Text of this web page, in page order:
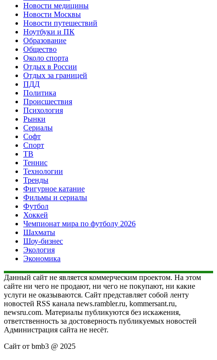
Новости медицины
Новости Москвы
Новости путешествий
Ноутбуки и ПК
Образование
Общество
Около спорта
Отдых в России
Отдых за границей
ПДД
Политика
Происшествия
Психология
Рынки
Сериалы
Софт
Спорт
ТВ
Теннис
Технологии
Тренды
Фигурное катание
Фильмы и сериалы
Футбол
Хоккей
Чемпионат мира по футболу 2026
Шахматы
Шоу-бизнес
Экология
Экономика
Данный сайт не является коммерческим проектом. На этом
сайте ни чего не продают, ни чего не покупают, ни какие
услуги не оказываются. Сайт представляет собой ленту
новостей RSS канала news.rambler.ru, kommersant.ru,
newsru.com. Материалы публикуются без искажения,
ответственность за достоверность публикуемых новостей
Администрация сайта не несёт.
Сайт от bmb3 @ 2025